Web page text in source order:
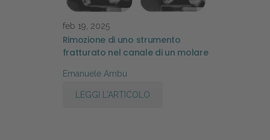
feb 19, 2025
Rimozione di uno strumento
fratturato nel canale di un molare
Emanuele Ambu
LEGGI L'ARTICOLO